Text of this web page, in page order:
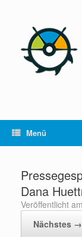
Menü
Dana
Veröffentlicht am
Nächstes →